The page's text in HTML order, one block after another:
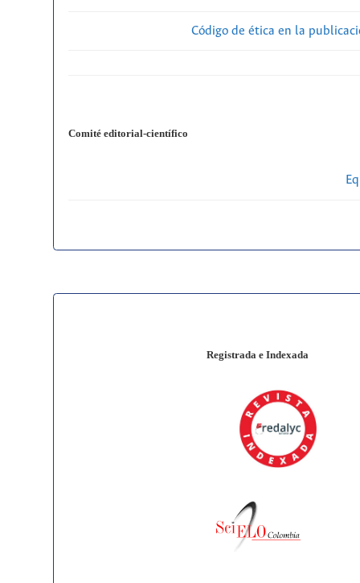
Código de ética en la
Comité editorial-científico
Registrada e Indexada